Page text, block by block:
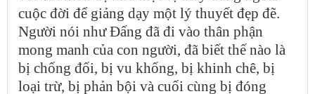
cuộc đời để giảng dạy một lý thuyết đẹp đẽ.
Người nói như Đấng đã đi vào thân phận
mong manh của con người, đã biết thế nào là
bị chống đối, bị vu khống, bị khinh chê, bị
loại trừ, bị phản bội và cuối cùng bị đóng